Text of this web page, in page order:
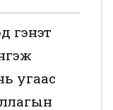
гэнэт
угаас